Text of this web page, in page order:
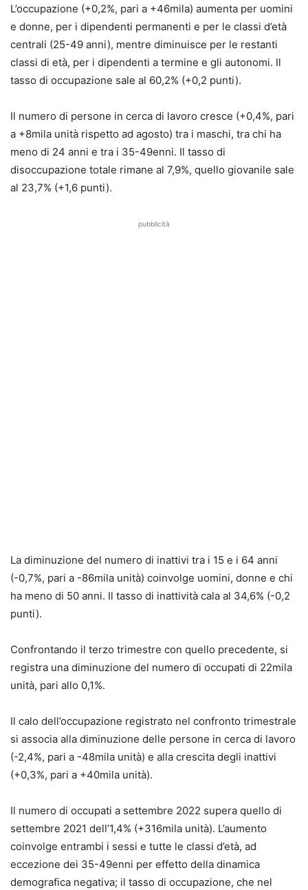
L’occupazione (+0,2%, pari a +46mila) aumenta per uomini
e donne, per i dipendenti permanenti e per le classi d’età
centrali (25-49 anni), mentre diminuisce per le restanti
classi di età, per i dipendenti a termine e gli autonomi. Il
tasso di occupazione sale al 60,2% (+0,2 punti).
Il numero di persone in cerca di lavoro cresce (+0,4%, pari
a +8mila unità rispetto ad agosto) tra i maschi, tra chi ha
meno di 24 anni e tra i 35-49enni. Il tasso di
disoccupazione totale rimane al 7,9%, quello giovanile sale
al 23,7% (+1,6 punti).
pubblicità
La diminuzione del numero di inattivi tra i 15 e i 64 anni
(-0,7%, pari a -86mila unità) coinvolge uomini, donne e chi
ha meno di 50 anni. Il tasso di inattività cala al 34,6% (-0,2
punti).
Confrontando il terzo trimestre con quello precedente, si
registra una diminuzione del numero di occupati di 22mila
unità, pari allo 0,1%.
Il calo dell’occupazione registrato nel confronto trimestrale
si associa alla diminuzione delle persone in cerca di lavoro
(-2,4%, pari a -48mila unità) e alla crescita degli inattivi
(+0,3%, pari a +40mila unità).
Il numero di occupati a settembre 2022 supera quello di
settembre 2021 dell’1,4% (+316mila unità). L’aumento
coinvolge entrambi i sessi e tutte le classi d’età, ad
eccezione dei 35-49enni per effetto della dinamica
demografica negativa; il tasso di occupazione, che nel